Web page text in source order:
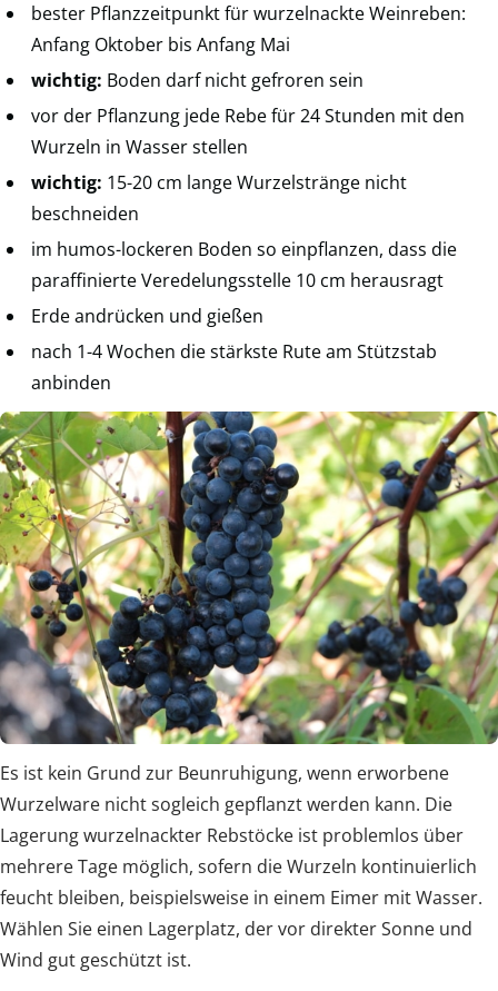
bester Pflanzzeitpunkt für wurzelnackte Weinreben:
Anfang Oktober bis Anfang Mai
wichtig: Boden darf nicht gefroren sein
vor der Pflanzung jede Rebe für 24 Stunden mit den
Wurzeln in Wasser stellen
wichtig: 15-20 cm lange Wurzelstränge nicht
beschneiden
im humos-lockeren Boden so einpflanzen, dass die
paraffinierte Veredelungsstelle 10 cm herausragt
Erde andrücken und gießen
nach 1-4 Wochen die stärkste Rute am Stützstab
anbinden
Es ist kein Grund zur Beunruhigung, wenn erworbene
Wurzelware nicht sogleich gepflanzt werden kann. Die
Lagerung wurzelnackter Rebstöcke ist problemlos über
mehrere Tage möglich, sofern die Wurzeln kontinuierlich
feucht bleiben, beispielsweise in einem Eimer mit Wasser.
Wählen Sie einen Lagerplatz, der vor direkter Sonne und
Wind gut geschützt ist.